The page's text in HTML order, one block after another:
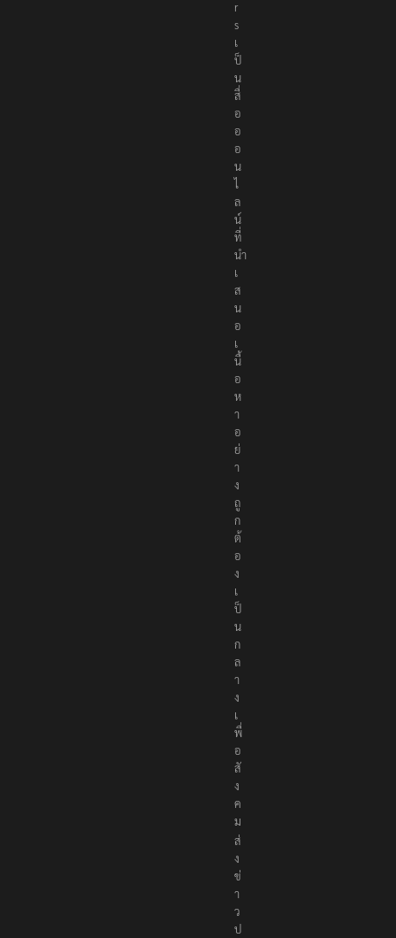
r
s
เ
ป็
น
สื่
อ
อ
อ
น
ไ
ล
น์
ที่
นำ
เ
ส
น
อ
เ
นื้
อ
ห
า
อ
ย่
า
ง
ถู
ก
ต้
อ
ง
เ
ป็
น
ก
ล
า
ง
เ
พื่
อ
สั
ง
ค
ม
ส่
ง
ข่
า
ว
ป